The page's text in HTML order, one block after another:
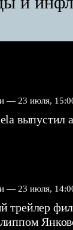
— 23 июля,
выпустил
— 23 июля,
трейлер